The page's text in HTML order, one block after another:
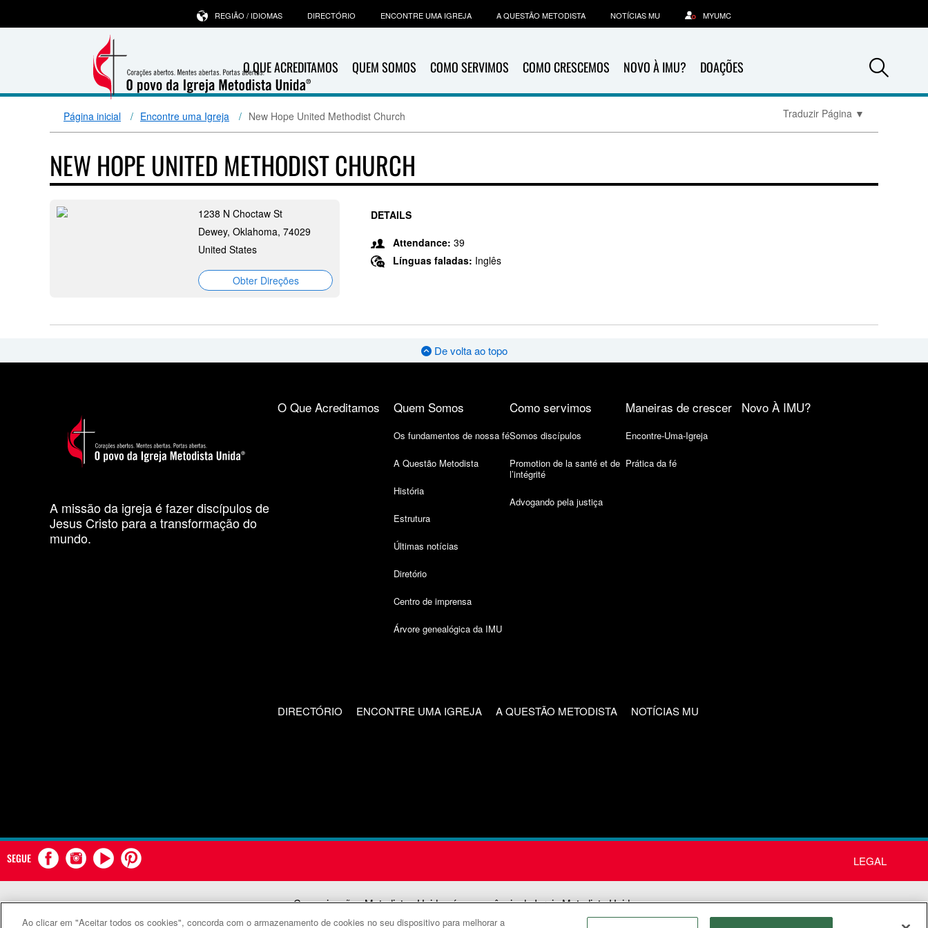
O QUE ACREDITAMOS QUEM SOMOS COMO SERVIMOS COMO CRESCEMOS NOVO À IMU? DOAÇÕES
REGIÃO / IDIOMAS DIRECTÓRIO ENCONTRE UMA IGREJA A QUESTÃO METODISTA NOTÍCIAS MU MYUMC
Página inicial Encontre uma Igreja New Hope United Methodist Church Traduzir Página ▼
NEW HOPE UNITED METHODIST CHURCH
1238 N Choctaw St
Dewey, Oklahoma, 74029
United States
Obter Direções
DETAILS
Attendance: 39
Línguas faladas: Inglês
De volta ao topo
A missão da igreja é fazer discípulos de
Jesus Cristo para a transformação do
mundo.
O Que Acreditamos Quem Somos
Os fundamentos de nossa fé
A Questão Metodista
História
Estrutura
Últimas notícias
Diretório
Centro de imprensa
Árvore genealógica da IMU
Como servimos
Somos discípulos
Promotion de la santé et de
l’intégrité
Advogando pela justiça
Maneiras de crescer
Encontre-Uma-Igreja
Prática da fé
Novo À IMU?
DIRECTÓRIO ENCONTRE UMA IGREJA A QUESTÃO METODISTA NOTÍCIAS MU
SEGUE LEGAL
Comunicações Metodistas Unidas é uma agência da Igreja Metodista Unida
©2026Comunicações Metodistas Unidas. Todos os direitos reservados
Ao clicar em "Aceitar todos os cookies", concorda com o armazenamento de cookies no seu dispositivo para melhorar a